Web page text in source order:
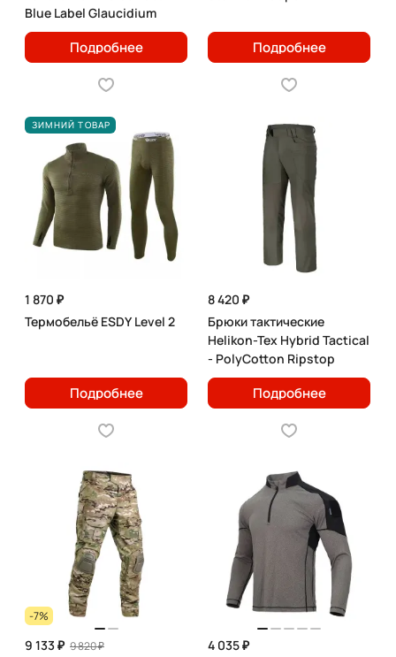
Blue Label Glaucidium
Подробнее Подробнее
ЗИМНИЙ ТОВАР
1 870 ₽
Термобельё ESDY Level 2
Подробнее
8 420 ₽
Брюки тактические
Helikon-Tex Hybrid Tactical
- PolyCotton Ripstop
Подробнее
-7%
9 133 ₽ 9 820 ₽
4 035 ₽